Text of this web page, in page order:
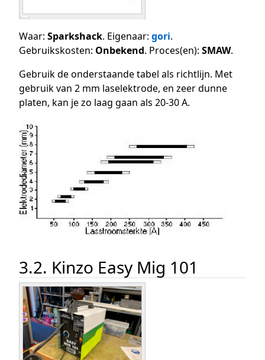
Waar: Sparkshack. Eigenaar: gori.
Gebruikskosten: Onbekend. Proces(en): SMAW.
Gebruik de onderstaande tabel als richtlijn. Met
gebruik van 2 mm laselektrode, en zeer dunne
platen, kan je zo laag gaan als 20-30 A.
3.2. Kinzo Easy Mig 101